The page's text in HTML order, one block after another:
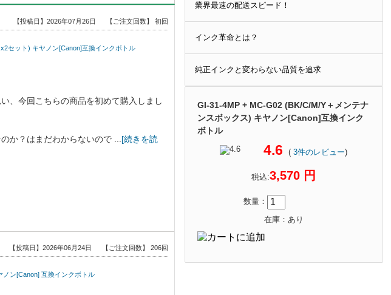
業界最速の配送スピード！
インク革命とは？
純正インクと変わらない品質を追求
GI-31-4MP + MC-G02 (BK/C/M/Y＋メンテナ
ンスボックス) キヤノン[Canon]互換インク
ボトル
4.6 ( 3件のレビュー)
税込:3,570 円
数量：
在庫：あり
【ご注文回数】 初回
【投稿日】2026年07月26日
セット) キヤノン[Canon]互換インクボトル
、今回こちらの商品を初めて購入しまし
か？はまだわからないので ... [続きを読
【ご注文回数】 206回
【投稿日】2026年06月24日
ン[Canon] 互換インクボトル